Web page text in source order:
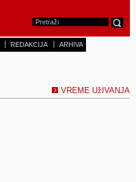
REDAKCIJA ARHIVA
VREME UžIVANJA